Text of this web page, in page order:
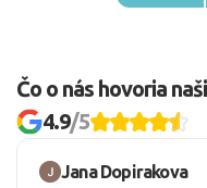
Čo o nás hovoria
4.9/5
Jana Dopirakova